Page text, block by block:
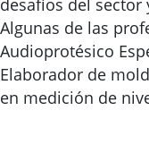
desafíos del
Algunas de las
Audioprotésico
Elaborador de
en medición de